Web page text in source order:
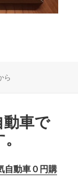
ら
車で
自動車０円購